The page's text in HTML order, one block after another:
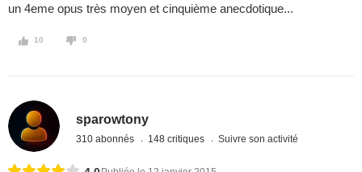
un 4eme opus très moyen et cinquième anecdotique...
10 0
sparowtony
310 abonnés 148 critiques Suivre son activité